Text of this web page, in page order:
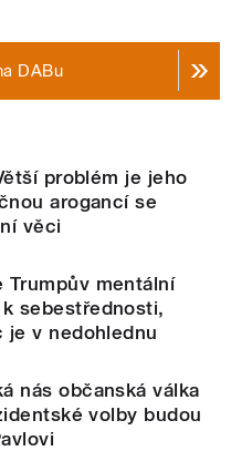
DABu
problém je jeho
arogancí se
věci
Trumpův mentální
sebestřednosti,
je v nedohlednu
nás občanská válka
volby budou